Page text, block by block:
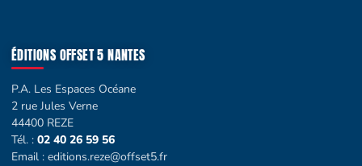
ÉDITIONS OFFSET 5 NANTES
P.A. Les Espaces Océane
2 rue Jules Verne
44400 REZE
Tél. : 02 40 26 59 56
Email : editions.reze@offset5.fr